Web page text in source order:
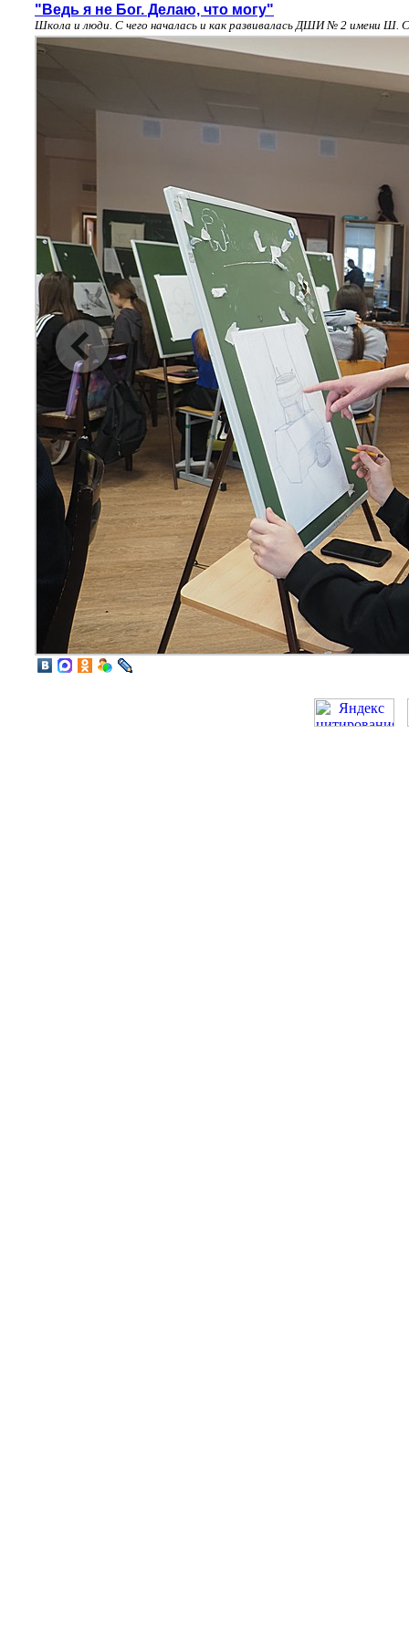
"Ведь я не Бог. Делаю, что могу"
Школа и люди. С чего началась и как развивалась ДШИ № 2 имени Ш.